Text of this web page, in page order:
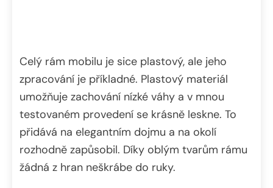
Celý rám mobilu je sice plastový, ale jeho
zpracování je příkladné. Plastový materiál
umožňuje zachování nízké váhy a v mnou
testovaném provedení se krásně leskne. To
přidává na elegantním dojmu a na okolí
rozhodně zapůsobil. Díky oblým tvarům rámu
žádná z hran neškrábe do ruky.